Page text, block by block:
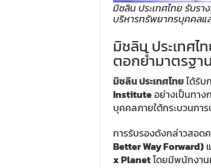
มิชลิน ประเทศไทย รับรา
บริหารทรัพยากรบุคคลแ
มิชลิน ประเทศไ
ตอกย้ำมาตรฐา
มิชลิน ประเทศไทยได้รับ
Instituteอย่างเป็นทาง
บุคคลภายใต้กระบวนกา
การรับรองดังกล่าวสอด
Better Way Forward)
x Planetโดยมีพนักงาน